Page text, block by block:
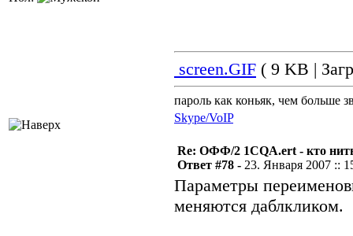
screen.GIF ( 9 KB |
пароль как коньяк, чем больше
Skype/VoIP
Re: ОФФ/2 1CQA.ert - кто
Ответ #78 - 23. Января 2007 ::
Параметры
меняются даблкликом.